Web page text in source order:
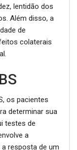
lentidão dos
Além disso, a
de
colaterais
os pacientes
determinar sua
testes de
a
resposta de um